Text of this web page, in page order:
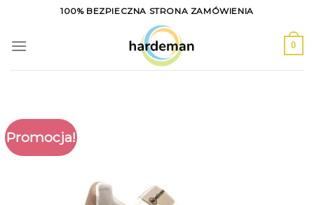
content
100% BEZPIECZNA STRONA ZAMÓWIENIA
0
Promocja!